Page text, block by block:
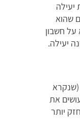
יעילה
שהוא
חשבון
יעילה.
(שנקרא
את
יותר